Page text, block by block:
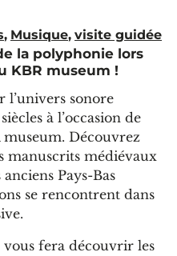
Musique visite guidée
la polyphonie lors
KBR museum !
l’univers sonore
siècles à l’occasion de
museum. Découvrez
manuscrits médiévaux
Pays-Bas
se rencontrent dans
vous fera découvrir les